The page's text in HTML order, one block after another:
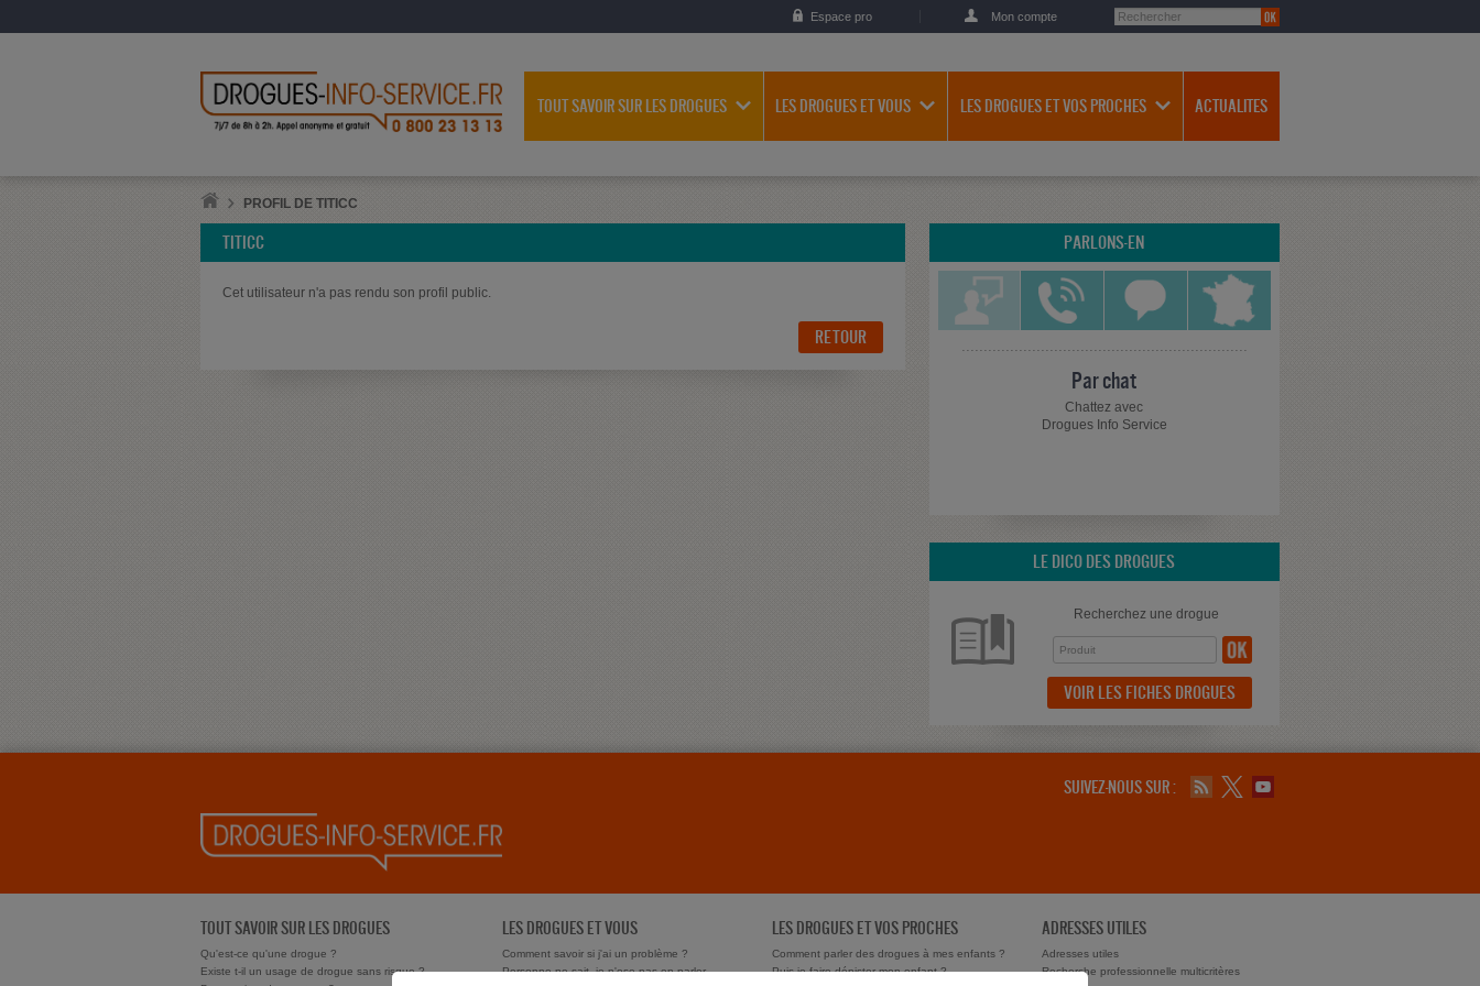
Espace pro Mon compte
TOUT SAVOIR SUR LES DROGUES LES DROGUES ET VOUS LES DROGUES ET VOS PROCHES ACTUALITES
PROFIL DE TITICC
TITICC
Cet utilisateur n'a pas rendu son profil public.
RETOUR
PARLONS-EN
Par chat
Chattez avec
Drogues Info Service
LE DICO DES DROGUES
Recherchez une drogue
VOIR LES FICHES DROGUES
SUIVEZ-NOUS SUR :
TOUT SAVOIR SUR LES DROGUES
Qu'est-ce qu'une drogue ?
Existe t-il un usage de drogue sans risque ?
LES DROGUES ET VOUS
Comment savoir si j'ai un problème ?
Personne ne sait, je n'ose pas en parler
LES DROGUES ET VOS PROCHES
Comment parler des drogues à mes enfants ?
Puis-je faire dépister mon enfant ?
ADRESSES UTILES
Adresses utiles
Recherche professionnelle multicritères